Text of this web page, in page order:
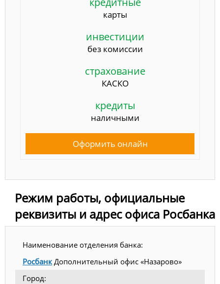
карты
инвестиции
без комиссии
страхование
КАСКО
кредиты
наличными
Оформить онлайн
Режим работы, официальные
реквизиты и адрес офиса Росбанка
Наименование отделения банка:
РосбанкДополнительный офис «Назарово»
Город: